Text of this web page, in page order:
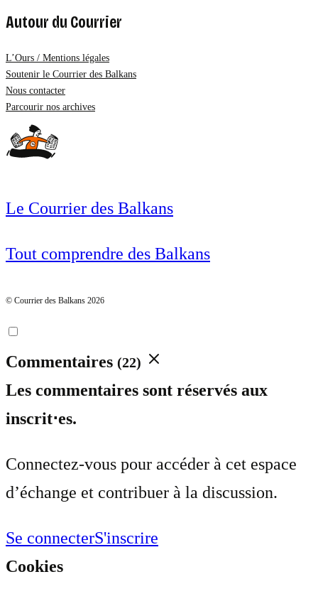
Autour du Courrier
L’Ours / Mentions légales
Soutenir le Courrier des Balkans
Nous contacter
Parcourir nos archives
Le Courrier des Balkans
Tout comprendre des Balkans
© Courrier des Balkans 2026
Commentaires (22)
Les commentaires sont réservés aux
inscrit⋅es.
Connectez-vous pour accéder à cet espace
d’échange et contribuer à la discussion.
Se connecterS'inscrire
Cookies